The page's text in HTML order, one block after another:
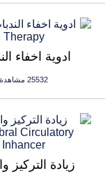
ادوية اخفاء
25532 مشاهدة
زيادة التركيز